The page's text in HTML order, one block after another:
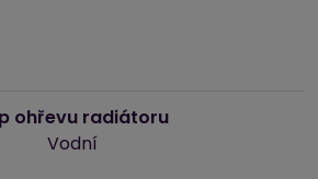
ohřevu radiátoru
Vodní